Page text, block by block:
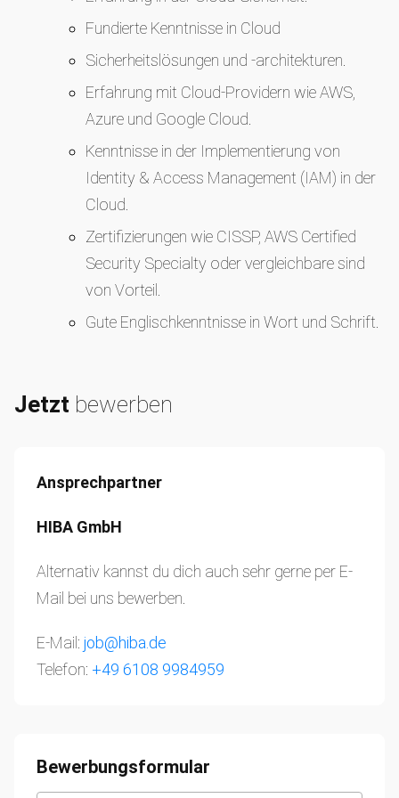
Fundierte Kenntnisse in Cloud
Sicherheitslösungen und -architekturen.
Erfahrung mit Cloud-Providern wie AWS,
Azure und Google Cloud.
Kenntnisse in der Implementierung von
Identity & Access Management (IAM) in der
Cloud.
Zertifizierungen wie CISSP, AWS Certified
Security Specialty oder vergleichbare sind
von Vorteil.
Gute Englischkenntnisse in Wort und Schrift.
Jetzt bewerben
Ansprechpartner
HIBA GmbH
Alternativ kannst du dich auch sehr gerne per E-
Mail bei uns bewerben.
E-Mail: job@hiba.de
Telefon: +49 6108 9984959
Bewerbungsformular